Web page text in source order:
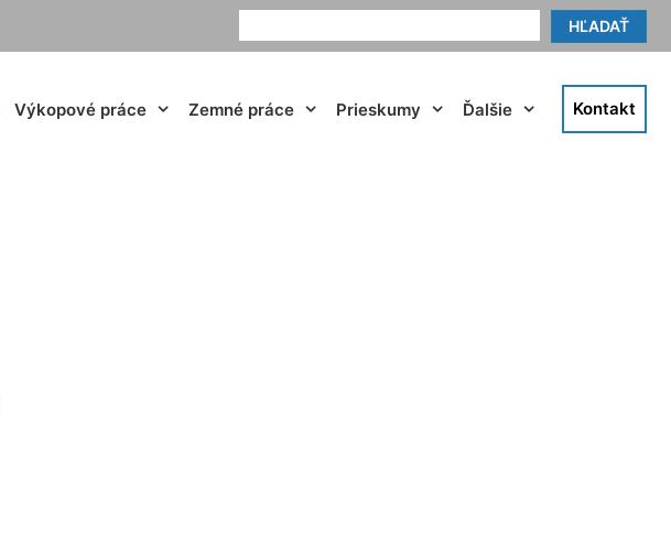
HĽADAŤ
Výkopové práce Zemné práce Prieskumy Ďalšie Kontakt